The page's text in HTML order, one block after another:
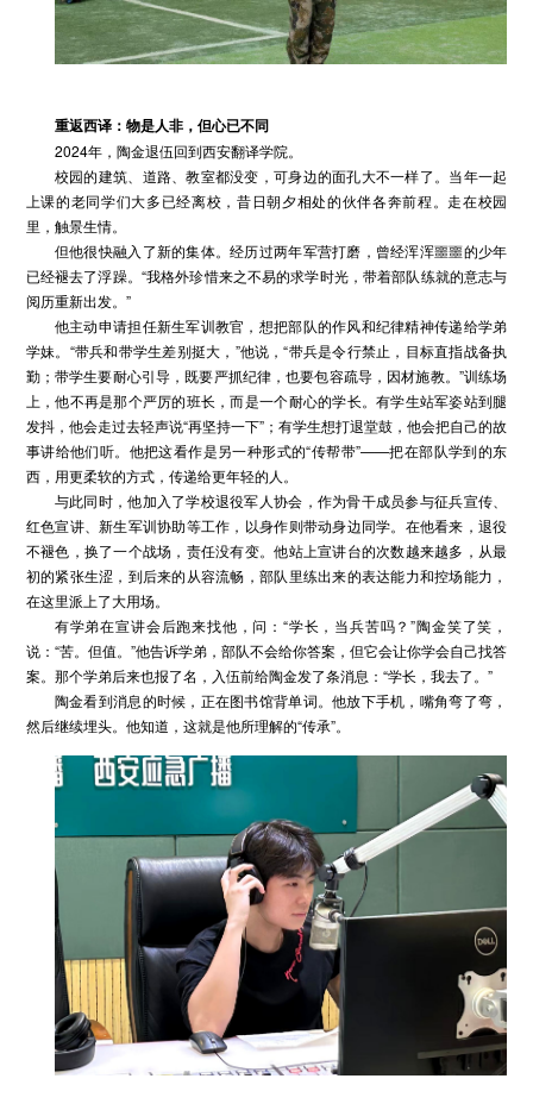
重返西译：物是人非，但心已不同
2024年，陶金退伍回到西安翻译学院。
校园的建筑、道路、教室都没变，可身边的面孔大不一样了。当年一起
上课的老同学们大多已经离校，昔日朝夕相处的伙伴各奔前程。走在校园
里，触景生情。
但他很快融入了新的集体。经历过两年军营打磨，曾经浑浑噩噩的少年
已经褪去了浮躁。“我格外珍惜来之不易的求学时光，带着部队练就的意志与
阅历重新出发。”
他主动申请担任新生军训教官，想把部队的作风和纪律精神传递给学弟
学妹。“带兵和带学生差别挺大，”他说，“带兵是令行禁止，目标直指战备执
勤；带学生要耐心引导，既要严抓纪律，也要包容疏导，因材施教。”训练场
上，他不再是那个严厉的班长，而是一个耐心的学长。有学生站军姿站到腿
发抖，他会走过去轻声说“再坚持一下”；有学生想打退堂鼓，他会把自己的故
事讲给他们听。他把这看作是另一种形式的“传帮带”——把在部队学到的东
西，用更柔软的方式，传递给更年轻的人。
与此同时，他加入了学校退役军人协会，作为骨干成员参与征兵宣传、
红色宣讲、新生军训协助等工作，以身作则带动身边同学。在他看来，退役
不褪色，换了一个战场，责任没有变。他站上宣讲台的次数越来越多，从最
初的紧张生涩，到后来的从容流畅，部队里练出来的表达能力和控场能力，
在这里派上了大用场。
有学弟在宣讲会后跑来找他，问：“学长，当兵苦吗？”陶金笑了笑，
说：“苦。但值。”他告诉学弟，部队不会给你答案，但它会让你学会自己找答
案。那个学弟后来也报了名，入伍前给陶金发了条消息：“学长，我去了。”
陶金看到消息的时候，正在图书馆背单词。他放下手机，嘴角弯了弯，
然后继续埋头。他知道，这就是他所理解的“传承”。